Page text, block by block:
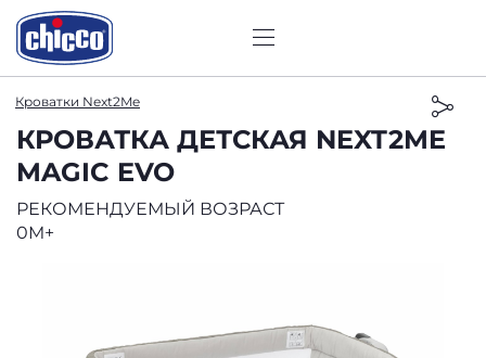
Кроватки Next2Me
КРОВАТКА ДЕТСКАЯ NEXT2ME
MAGIC EVO
РЕКОМЕНДУЕМЫЙ ВОЗРАСТ
0M+